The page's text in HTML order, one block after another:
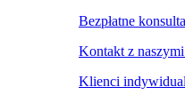
Bezpłatne
Kontakt z
Klienci